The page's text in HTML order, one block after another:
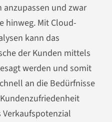
und zwar
hinweg. Mit Cloud-
kann das
der Kunden mittels
werden und somit
an die Bedürfnisse